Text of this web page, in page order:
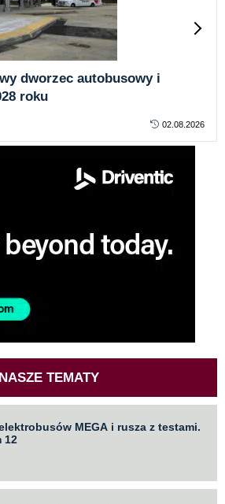
dworzec autobusowy i
roku
02.08.2026
NASZE TEMATY
MEGA i rusza z testami.
12